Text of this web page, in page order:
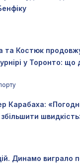
та Костюк
у Торонто: що
Карабаха:
Динамо виграло